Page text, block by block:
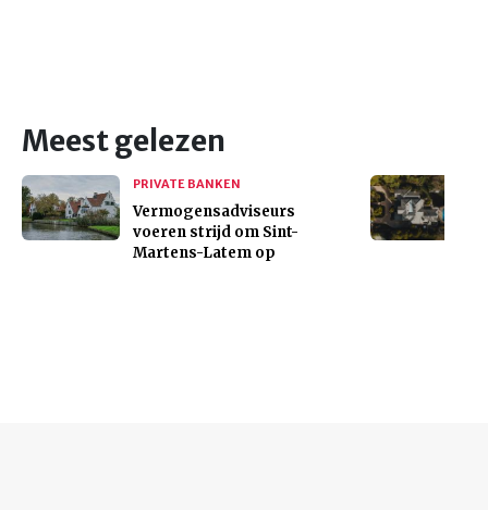
Meest gelezen
PRIVATE BANKEN
Vermogensadviseurs
voeren strijd om Sint-
Martens-Latem op